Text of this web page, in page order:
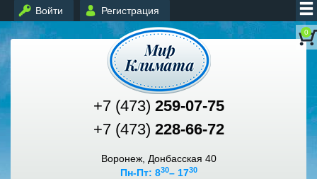
Войти Регистрация
0
+7 (473) 259-07-75
+7 (473) 228-66-72
Воронеж, Донбасская 40
Пн-Пт: 830– 1730